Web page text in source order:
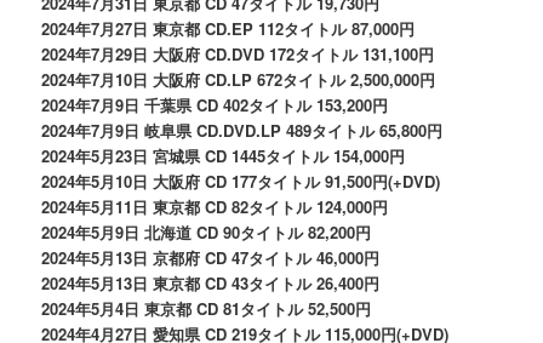
2024年7月27日 東京都 CD.EP 112タイトル 87,000円
2024年7月29日 大阪府 CD.DVD 172タイトル 131,100円
2024年7月10日 大阪府 CD.LP 672タイトル 2,500,000円
2024年7月9日 千葉県 CD 402タイトル 153,200円
2024年7月9日 岐阜県 CD.DVD.LP 489タイトル 65,800円
2024年5月23日 宮城県 CD 1445タイトル 154,000円
2024年5月10日 大阪府 CD 177タイトル 91,500円(+DVD)
2024年5月11日 東京都 CD 82タイトル 124,000円
2024年5月9日 北海道 CD 90タイトル 82,200円
2024年5月13日 京都府 CD 47タイトル 46,000円
2024年5月13日 東京都 CD 43タイトル 26,400円
2024年5月4日 東京都 CD 81タイトル 52,500円
2024年4月27日 愛知県 CD 219タイトル 115,000円(+DVD)